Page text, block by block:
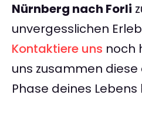
Nürnberg nach Forli
unvergesslichen
Kontaktiere uns noch
uns zusammen
Phase deines